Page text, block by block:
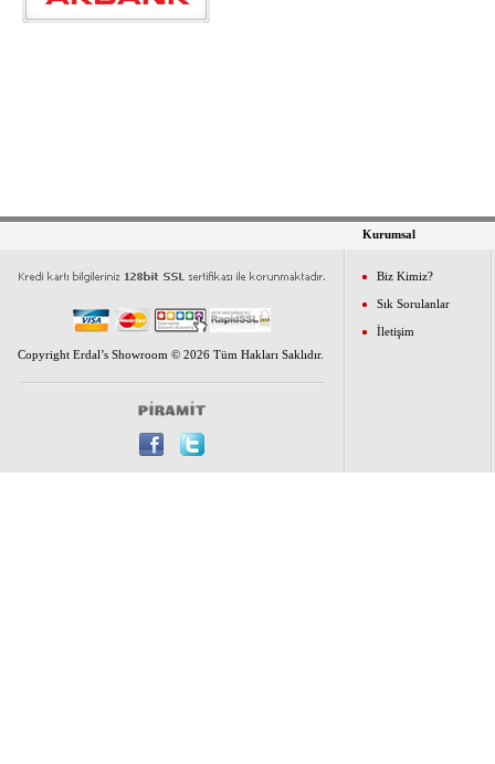
Copyright Erdal’s Showroom © 2026 Tüm Hakları Saklıdır.
Kurumsal
Biz Kimiz?
Sık Sorulanlar
İletişim